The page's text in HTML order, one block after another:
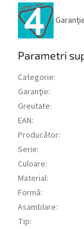
Parametri
Categorie:
Garanţie:
Greutate:
EAN:
Producător:
Serie:
Culoare:
Material:
Formă:
Asamblare:
Tip: